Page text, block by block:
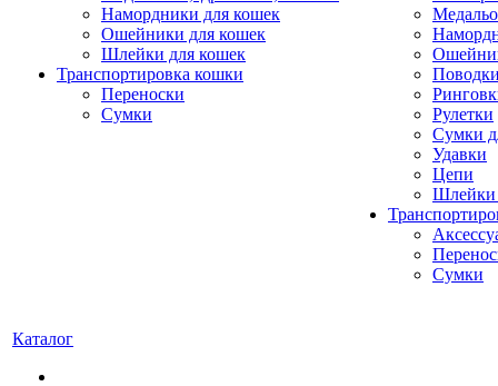
Намордники для кошек
Ошейники для кошек
Шлейки для кошек
Транспортировка кошки
Переноски
Сумки
Рулетки
Сумки
Удавки
Цепи
Шлейки
Сумки
Каталог